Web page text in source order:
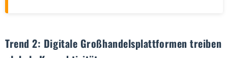
Trend 2: Digitale Großhandelsplattformen treiben